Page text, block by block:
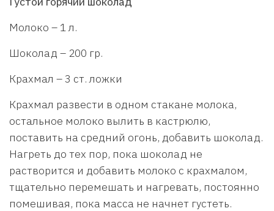
Молоко – 1 л.
Шоколад – 200 гр.
Крахмал – 3 ст. ложки
Крахмал развести в одном стакане молока,
остальное молоко вылить в кастрюлю,
поставить на средний огонь, добавить шоколад.
Нагреть до тех пор, пока шоколад не
растворится и добавить молоко с крахмалом,
тщательно перемешать и нагревать, постоянно
помешивая, пока масса не начнет густеть.